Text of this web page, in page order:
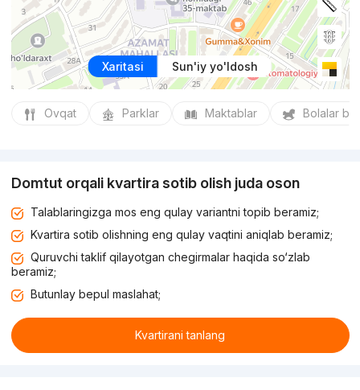
Xaritasi Sun'iy yo'ldosh
Ovqat Parklar Maktablar Bolalar
Domtut orqali kvartira sotib olish juda oson
Talablaringizga mos eng qulay variantni topib beramiz;
Kvartira sotib olishning eng qulay vaqtini aniqlab beramiz;
Quruvchi taklif qilayotgan chegirmalar haqida so‘zlab
beramiz;
Butunlay bepul maslahat;
Kvartirani tanlang